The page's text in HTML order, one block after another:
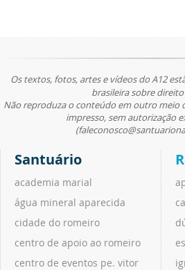
Os textos, fotos, artes e vídeos do A12
brasileira sobre
Não reproduza o conteúdo em outro meio
impresso, sem autorização
Santuário
academia marial
água mineral aparecida
cidade do romeiro
centro de apoio ao romeiro
centro de eventos pe. vitor